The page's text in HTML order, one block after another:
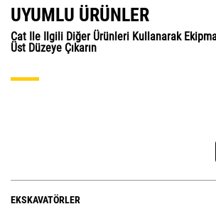
UYUMLU ÜRÜNLER
Cat Ile Ilgili Diğer Ürünleri Kullanarak Ekipman
Üst Düzeye Çıkarın
EKSKAVATÖRLER